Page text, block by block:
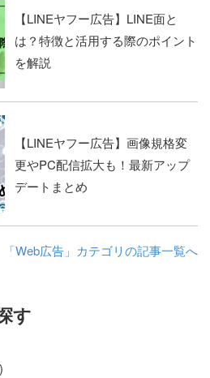
【LINEヤフー広告】LINE面と
は？特徴と活用する際のポイント
を解説
【LINEヤフー広告】画像規格変
更やPC配信拡大も！最新アップ
デートまとめ
「Web広告」カテゴリの記事一覧へ
す